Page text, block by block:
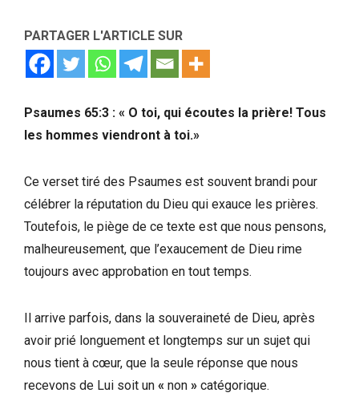
PARTAGER L'ARTICLE SUR
Psaumes 65:3 : « O toi, qui écoutes la prière! Tous
les hommes viendront à toi.»
Ce verset tiré des Psaumes est souvent brandi pour
célébrer la réputation du Dieu qui exauce les prières.
Toutefois, le piège de ce texte est que nous pensons,
malheureusement, que l’exaucement de Dieu rime
toujours avec approbation en tout temps.
Il arrive parfois, dans la souveraineté de Dieu, après
avoir prié longuement et longtemps sur un sujet qui
nous tient à cœur, que la seule réponse que nous
recevons de Lui soit un « non » catégorique.